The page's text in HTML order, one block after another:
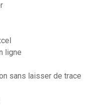
ligne
sans laisser de trace